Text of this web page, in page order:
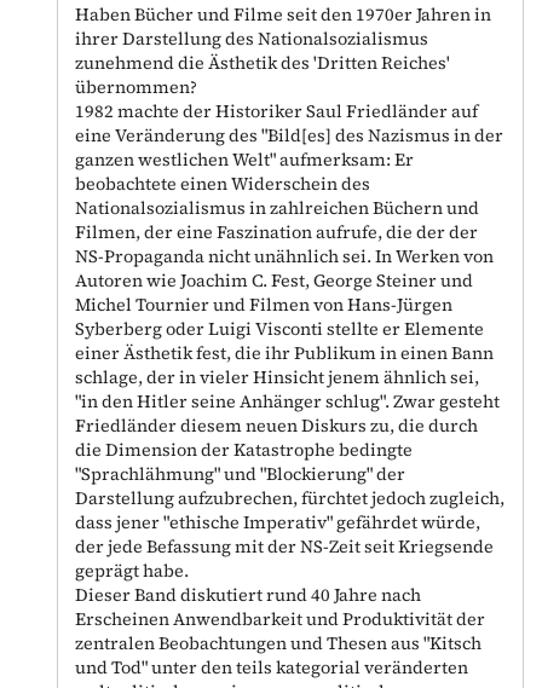
Haben Bücher und Filme seit den 1970er Jahren in
ihrer Darstellung des Nationalsozialismus
zunehmend die Ästhetik des 'Dritten Reiches'
übernommen?
1982 machte der Historiker Saul Friedländer auf
eine Veränderung des "Bild[es] des Nazismus in der
ganzen westlichen Welt" aufmerksam: Er
beobachtete einen Widerschein des
Nationalsozialismus in zahlreichen Büchern und
Filmen, der eine Faszination aufrufe, die der der
NS-Propaganda nicht unähnlich sei. In Werken von
Autoren wie Joachim C. Fest, George Steiner und
Michel Tournier und Filmen von Hans-Jürgen
Syberberg oder Luigi Visconti stellte er Elemente
einer Ästhetik fest, die ihr Publikum in einen Bann
schlage, der in vieler Hinsicht jenem ähnlich sei,
"in den Hitler seine Anhänger schlug". Zwar gesteht
Friedländer diesem neuen Diskurs zu, die durch
die Dimension der Katastrophe bedingte
"Sprachlähmung" und "Blockierung" der
Darstellung aufzubrechen, fürchtet jedoch zugleich,
dass jener "ethische Imperativ" gefährdet würde,
der jede Befassung mit der NS-Zeit seit Kriegsende
geprägt habe.
Dieser Band diskutiert rund 40 Jahre nach
Erscheinen Anwendbarkeit und Produktivität der
zentralen Beobachtungen und Thesen aus "Kitsch
und Tod" unter den teils kategorial veränderten